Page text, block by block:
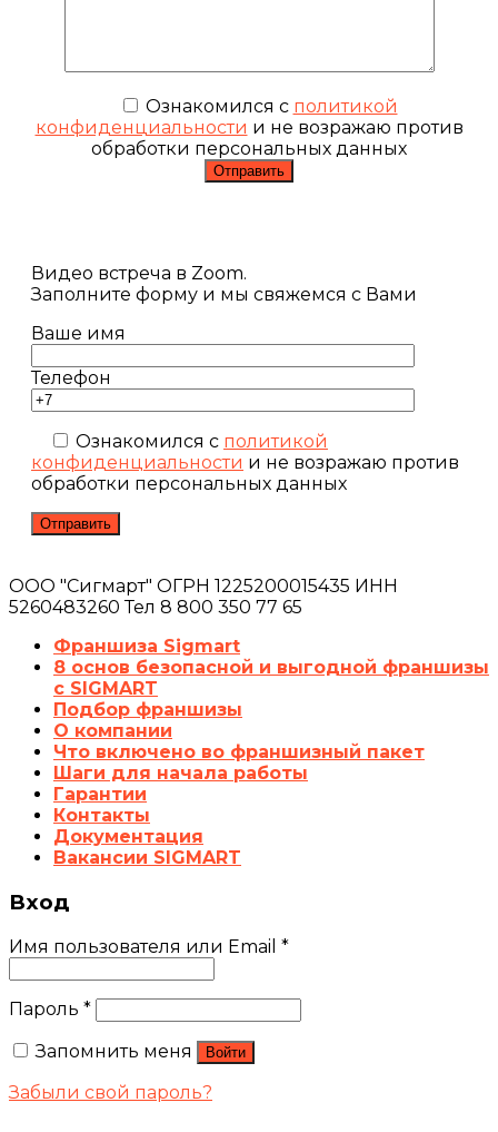
Ознакомился с политикой
конфиденциальности и не возражаю против
обработки персональных данных
Видео встреча в Zoom.
Заполните форму и мы свяжемся с Вами
Ваше имя
Телефон
Ознакомился с политикой
конфиденциальности и не возражаю против
обработки персональных данных
ООО "Сигмарт" ОГРН 1225200015435 ИНН
5260483260 Тел 8 800 350 77 65
Франшиза Sigmart
8 основ безопасной и выгодной франшизы
с SIGMART
Подбор франшизы
О компании
Что включено во франшизный пакет
Шаги для начала работы
Гарантии
Контакты
Документация
Вакансии SIGMART
Вход
Имя пользователя или Email *
Пароль *
Запомнить меня
Войти
Забыли свой пароль?